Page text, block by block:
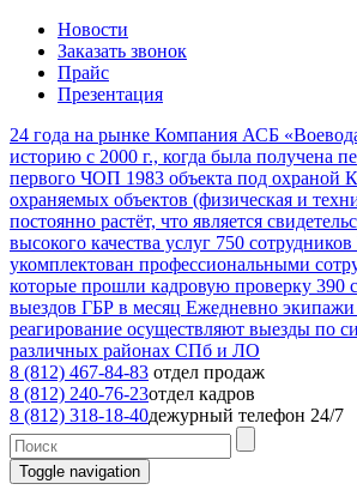
Новости
Заказать звонок
Прайс
Презентация
24 года на рынке Компания АСБ
историю с 2000 г., когда была получена
первого ЧОП 1983 объекта под охраной
охраняемых объектов (физическая и
постоянно растёт, что является
высокого качества услуг 750 сотрудников
укомплектован профессиональными
которые прошли кадровую проверку 390
выездов ГБР в месяц Ежедневно экипажи
реагирование осуществляют выезды по
различных районах СПб и ЛО
8 (812) 467-84-83 отдел продаж
8 (812) 240-76-23отдел кадров
8 (812) 318-18-40дежурный телефон 24/7
Toggle navigation